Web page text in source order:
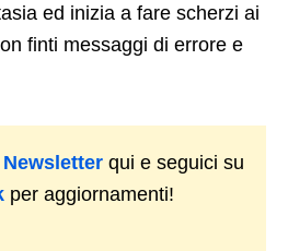
ed inizia a fare scherzi ai
finti messaggi di errore e
Newsletter qui e seguici su
per aggiornamenti!